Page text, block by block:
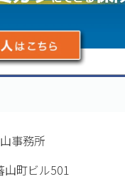
事務所
山町ビル501